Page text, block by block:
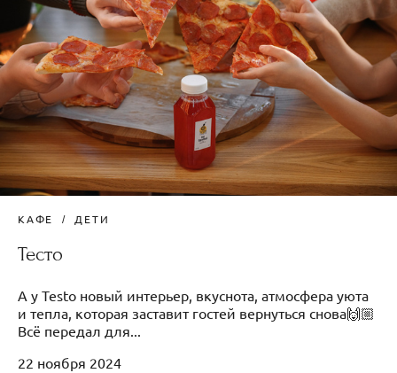
КАФЕ ДЕТИ
Тесто
А у Теsto новый интерьер, вкуснота, атмосфера уюта
и тепла, которая заставит гостей вернуться снова🙌🏼
Всё передал для...
22 ноября 2024